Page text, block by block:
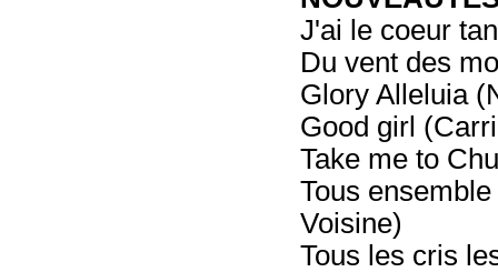
J'ai le coeur
Du vent des
Glory Alleluia
Good girl
Take me to
Tous
Voisine)
Tous les cris